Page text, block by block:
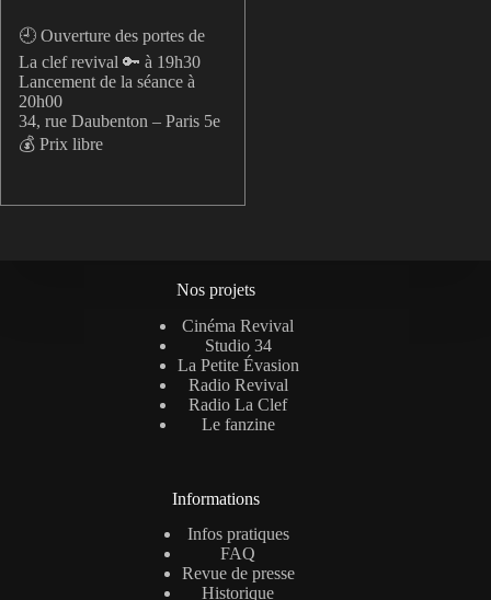
🕘 Ouverture des portes de
La clef revival 🔑 à 19h30
Lancement de la séance à
20h00
34, rue Daubenton – Paris 5e
💰 Prix libre
Nos projets
Cinéma Revival
Studio 34
La Petite Évasion
Radio Revival
Radio La Clef
Le fanzine
Informations
Infos pratiques
FAQ
Revue de presse
Historique